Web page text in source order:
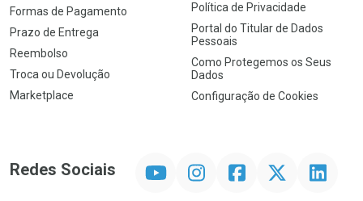
Formas de Pagamento
Prazo de Entrega
Reembolso
Troca ou Devolução
Marketplace
Política de Privacidade
Portal do Titular de Dados
Pessoais
Como Protegemos os Seus
Dados
Configuração de Cookies
Redes Sociais InstagramFacebookTwitter Linkedin